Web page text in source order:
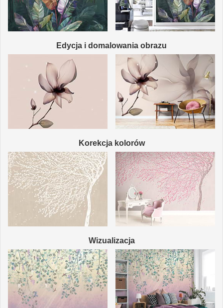
Edycja i domalowania obrazu
Korekcja kolorów
Wizualizacja